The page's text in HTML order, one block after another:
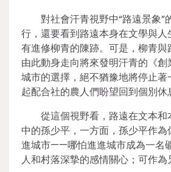
對社會汗青視野中“路遠景象
行，還要看到路遠本身在文學與
有進修柳青的陳跡。可是，柳青
由此動身走向將來發明汗青的《
城市的選擇，絕不猶豫地將停止
起配合社的農人們盼望回到個別
從這個視野看，路遠在文本
中的孫少平，一方面，孫少平作
進城市——哪怕進進城市成為一名
人和村落深摯的感情關心；可作